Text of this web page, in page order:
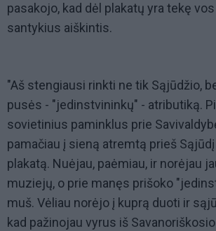
pasakojo, kad dėl plakatų yra tekę
santykius aiškintis.
"Aš stengiausi rinkti ne tik Sąjūdžio,
pusės - "jedinstvininkų" - atributiką.
sovietinius paminklus prie
pamačiau į sieną atremtą prieš
plakatą. Nuėjau, paėmiau, ir norėjau
muziejų, o prie manęs prišoko
muš. Vėliau norėjo į kuprą duoti ir
kad pažinojau vyrus iš